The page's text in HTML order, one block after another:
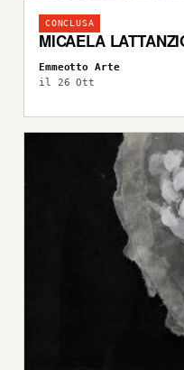
CONCLUSA
MICAELA
Emmeotto Arte
il 26 Ott